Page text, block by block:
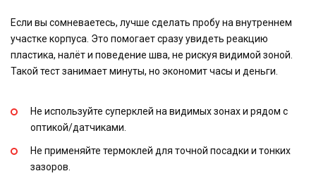
Если вы сомневаетесь, лучше сделать пробу на внутреннем
участке корпуса. Это помогает сразу увидеть реакцию
пластика, налёт и поведение шва, не рискуя видимой зоной.
Такой тест занимает минуты, но экономит часы и деньги.
Не используйте суперклей на видимых зонах и рядом с
оптикой/датчиками.
Не применяйте термоклей для точной посадки и тонких
зазоров.